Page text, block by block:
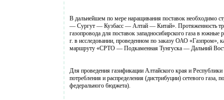
В дальнейшем по мере наращивания поставок необходимо
— Сургут — Кузбасс — Алтай — Китай». Протяженность
газопровода для поставок западносибирского газа в
г. в исследовании, проведенном по заказу ОАО «Газпром»,
маршруту «СРТО — Подкаменная Тунгуска — Дальний
Для проведения газификации Алтайского края и
потребления и распределения (дистрибуции) сетевого
федерального бюджета).